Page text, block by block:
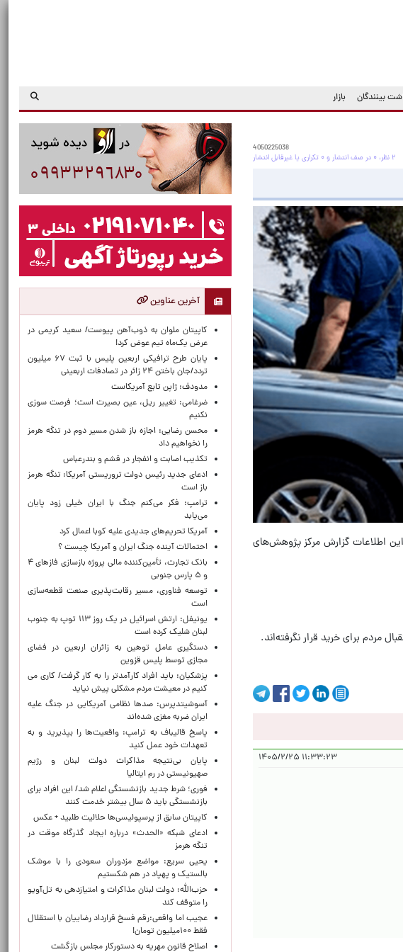
بینندگان بازار
4050225038
۲ نظر، ۰ در صف انتشار و ۰ تکراری یا غیرقابل انتشار
سورن پرفروش‌ترین خودروهای ایران در نیمه اول سال ۱۴۰۴ بود، منبع این اطلاعات گزارش مرکز پژوهش‌های
مردم برای خرید قرار نگرفته‌اند.
۱۱:۳۳:۲۳ ۱۴۰۵/۲/۲۵
آخرین عناوین
کاپیتان ملوان به ذوب‌آهن پیوست/ سعید کریمی در
عرض یک‌ماه تیم عوض کرد!
پایان طرح ترافیکی اربعین پلیس با ثبت ۶۷ میلیون
تردد/جان باختن ۲۴ زائر در تصادفات اربعینی
مدودف: ژاپن تابع آمریکاست
ضرغامی: تغییر ریل، عین بصیرت است؛ فرصت سوزی
نکنیم
محسن رضایی: اجازه باز شدن مسیر دوم در تنگه هرمز
را نخواهیم داد
تکذیب اصابت و انفجار در قشم و بندرعباس
ادعای جدید رئیس دولت تروریستی آمریکا: تنگه هرمز
باز است
ترامپ: فکر می‌کنم جنگ با ایران خیلی زود پایان
می‌یابد
آمریکا تحریم‌های جدیدی علیه کوبا اعمال کرد
احتمالات آینده جنگ ایران و آمریکا چیست ؟
بانک تجارت، تأمین‌کننده مالی پروژه بازسازی فازهای ۴
و ۵ پارس جنوبی
توسعه فناوری، مسیر رقابت‌پذیری صنعت قطعه‌سازی
است
یونیفل: ارتش اسرائیل در یک روز ۱۱۳ توپ به جنوب
لبنان شلیک کرده است
دستگیری عامل توهین به زائران اربعین در فضای
مجازی توسط پلیس قزوین
پزشکیان: باید افراد کارآمدتر را به کار گرفت/ کاری می
کنیم در معیشت مردم مشکلی پیش نیاید
آسوشیتدپرس: صدها نظامی آمریکایی در جنگ علیه
ایران ضربه مغزی شده‌اند
پاسخ قالیباف به ترامپ: واقعیت‌ها را بپذیرید و به
تعهدات خود عمل کنید
پایان بی‌نتیجه مذاکرات دولت لبنان و رژیم
صهیونیستی در رم ایتالیا
فوری؛ شرط جدید بازنشستگی اعلام شد/ این افراد برای
بازنشستگی باید ۵ سال بیشتر خدمت کنند
کاپیتان سابق از پرسپولیسی‌ها حلالیت طلبید + عکس
ادعای شبکه «الحدث» درباره ایجاد گذرگاه موقت در
تنگه هرمز
یحیی سریع: مواضع مزدوران سعودی را با موشک
بالستیک و پهپاد در هم شکستیم
حزب‌الله: دولت لبنان مذاکرات و امتیازدهی به تل‌آویو
را متوقف کند
عجیب اما واقعی:رقم فسخ قرارداد رضاییان با استقلال
فقط ۱۰۰میلیون تومان!
اصلاح قانون مهریه به دستورکار مجلس بازگشت